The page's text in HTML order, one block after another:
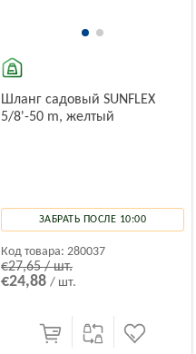
Шланг садовый SUNFLEX
5/8'-50 m, желтый
ЗАБРАТЬ ПОСЛЕ 10:00
Код товара: 280037
€27,65 / шт.
€24,88 / шт.